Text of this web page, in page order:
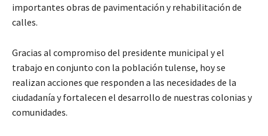
importantes obras de pavimentación y rehabilitación de
calles.
Gracias al compromiso del presidente municipal y el
trabajo en conjunto con la población tulense, hoy se
realizan acciones que responden a las necesidades de la
ciudadanía y fortalecen el desarrollo de nuestras colonias y
comunidades.